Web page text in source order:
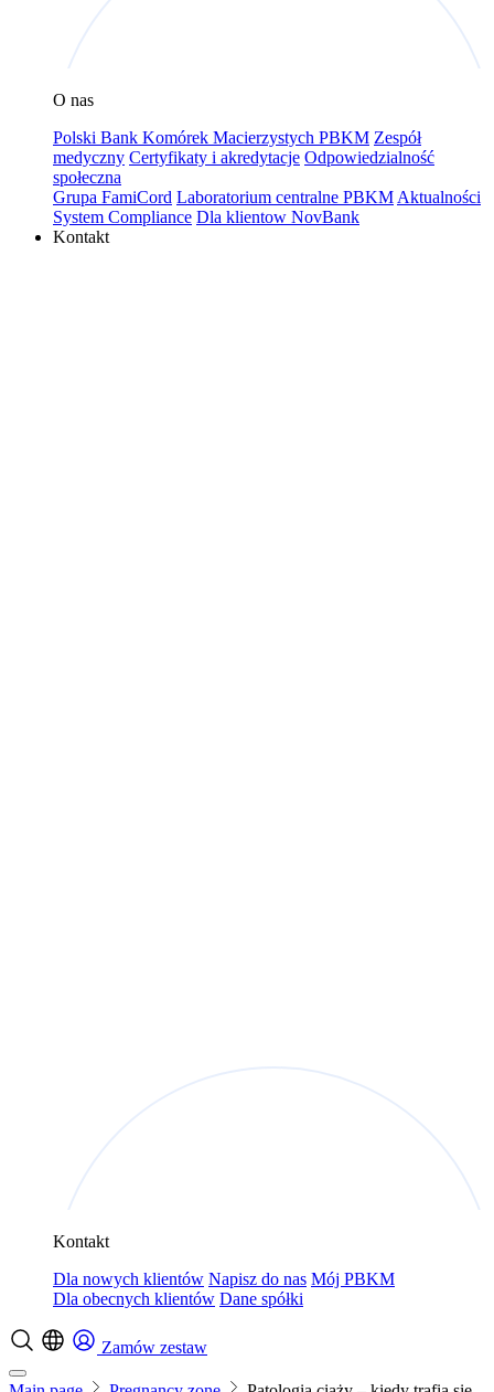
O nas
Polski Bank Komórek Macierzystych PBKM Zespół
medyczny Certyfikaty i akredytacje Odpowiedzialność
społeczna
Grupa FamiCord Laboratorium centralne PBKM Aktualności
System Compliance Dla klientow NovBank
Kontakt
Kontakt
Dla nowych klientów Napisz do nas Mój PBKM
Dla obecnych klientów Dane spółki
Zamów zestaw